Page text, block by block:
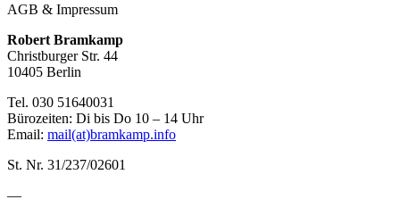
AGB & Impressum
Robert Bramkamp
Christburger Str. 44
10405 Berlin
Tel. 030 51640031
Bürozeiten: Di bis Do 10 – 14 Uhr
Email: mail(at)bramkamp.info
St. Nr. 31/237/02601
—